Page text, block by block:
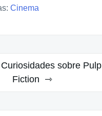
Cinema
Curiosidades sobre Pulp
Fiction